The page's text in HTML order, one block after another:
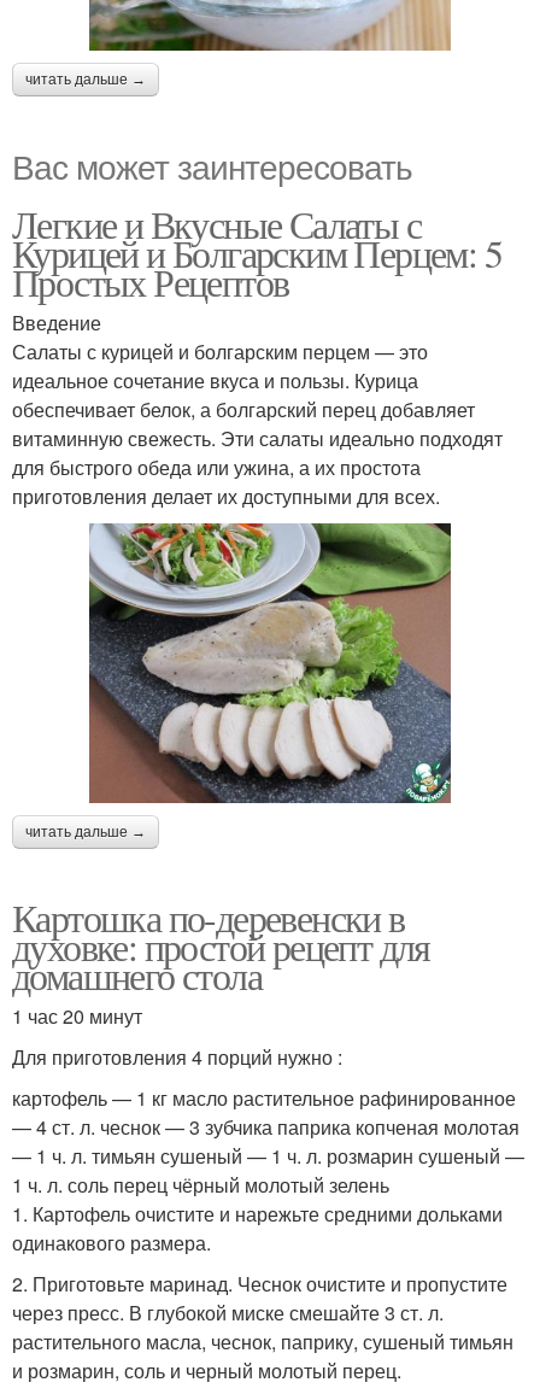
читать дальше →
Вас может заинтересовать
Легкие и Вкусные Салаты с
Курицей и Болгарским Перцем: 5
Простых Рецептов
Введение
Салаты с курицей и болгарским перцем — это
идеальное сочетание вкуса и пользы. Курица
обеспечивает белок, а болгарский перец добавляет
витаминную свежесть. Эти салаты идеально подходят
для быстрого обеда или ужина, а их простота
приготовления делает их доступными для всех.
читать дальше →
Картошка по-деревенски в
духовке: простой рецепт для
домашнего стола
1 час 20 минут
Для приготовления 4 порций нужно :
картофель — 1 кг масло растительное рафинированное
— 4 ст. л. чеснок — 3 зубчика паприка копченая молотая
— 1 ч. л. тимьян сушеный — 1 ч. л. розмарин сушеный —
1 ч. л. соль перец чёрный молотый зелень
1. Картофель очистите и нарежьте средними дольками
одинакового размера.
2. Приготовьте маринад. Чеснок очистите и пропустите
через пресс. В глубокой миске смешайте 3 ст. л.
растительного масла, чеснок, паприку, сушеный тимьян
и розмарин, соль и черный молотый перец.